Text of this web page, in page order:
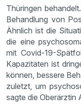
Thüringen
Behandlung von
Ähnlich ist die
die eine
mit Covid-19-
Kapazitäten ist
können, bessere
zuletzt, um
sagte die Oberärztin